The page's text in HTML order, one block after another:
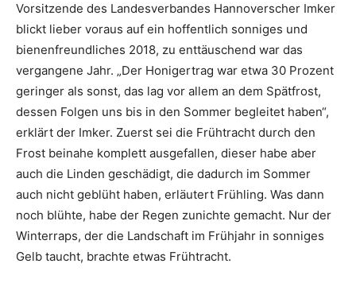
Vorsitzende des Landesverbandes Hannoverscher Imker
blickt lieber voraus auf ein hoffentlich sonniges und
bienenfreundliches 2018, zu enttäuschend war das
vergangene Jahr. „Der Honigertrag war etwa 30 Prozent
geringer als sonst, das lag vor allem an dem Spätfrost,
dessen Folgen uns bis in den Sommer begleitet haben“,
erklärt der Imker. Zuerst sei die Frühtracht durch den
Frost beinahe komplett ausgefallen, dieser habe aber
auch die Linden geschädigt, die dadurch im Sommer
auch nicht geblüht haben, erläutert Frühling. Was dann
noch blühte, habe der Regen zunichte gemacht. Nur der
Winterraps, der die Landschaft im Frühjahr in sonniges
Gelb taucht, brachte etwas Frühtracht.